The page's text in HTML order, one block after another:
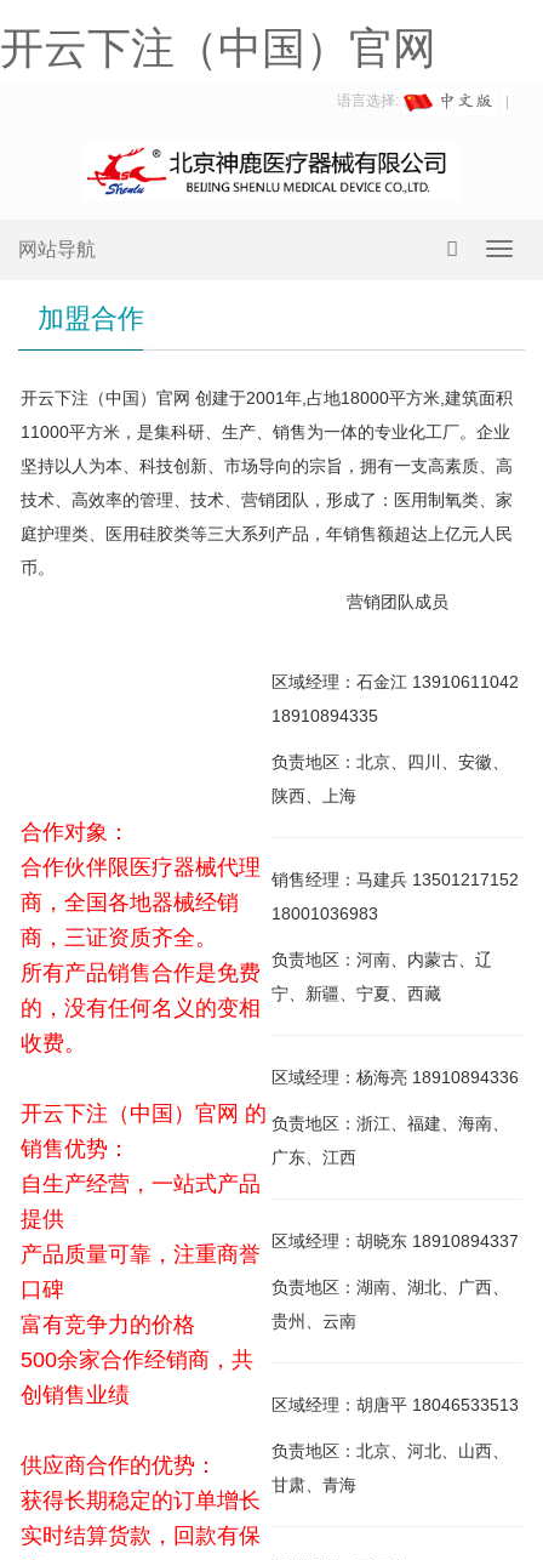
开云下注（中国）官网
语言选择:
网站导航
加盟合作
开云下注（中国）官网 创建于2001年,占地18000平方米,建筑面积
11000平方米，是集科研、生产、销售为一体的专业化工厂。企业
坚持以人为本、科技创新、市场导向的宗旨，拥有一支高素质、高
技术、高效率的管理、技术、营销团队，形成了：医用制氧类、家
庭护理类、医用硅胶类等三大系列产品，年销售额超达上亿元人民
币。
合作对象：
合作伙伴限医疗器械代理
商，全国各地器械经销
商，三证资质齐全。
所有产品销售合作是免费
的，没有任何名义的变相
收费。
开云下注（中国）官网 的
销售优势：
自生产经营，一站式产品
提供
产品质量可靠，注重商誉
口碑
富有竞争力的价格
500余家合作经销商，共
创销售业绩
供应商合作的优势：
获得长期稳定的订单增长
实时结算货款，回款有保
营销团队成员
区域经理：石金江 13910611042
18910894335
负责地区：北京、四川、安徽、
陕西、上海
销售经理：马建兵 13501217152
18001036983
负责地区：河南、内蒙古、辽
宁、新疆、宁夏、西藏
区域经理：杨海亮 18910894336
负责地区：浙江、福建、海南、
广东、江西
区域经理：胡晓东 18910894337
负责地区：湖南、湖北、广西、
贵州、云南
区域经理：胡唐平 18046533513
负责地区：北京、河北、山西、
甘肃、青海